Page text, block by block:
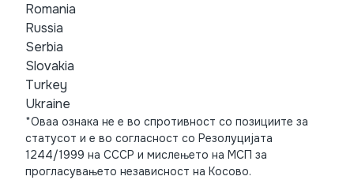
Romania
Russia
Serbia
Slovakia
Turkey
Ukraine
*Оваа ознака не е во спротивност со позициите за
статусот и е во согласност со Резолуцијата
1244/1999 на СССР и мислењето на МСП за
прогласувањето независност на Косово.